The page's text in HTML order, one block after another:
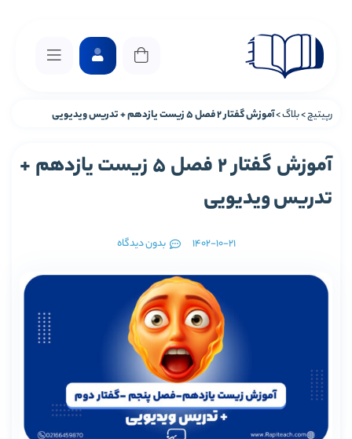
رپیتیچ>بلاگ>آموزش گفتار 2 فصل 5 زیست یازدهم + تدریس ویدیویی
آموزش گفتار 2 فصل 5 زیست یازدهم +
تدریس ویدیویی
1402-10-21 بدون دیدگاه